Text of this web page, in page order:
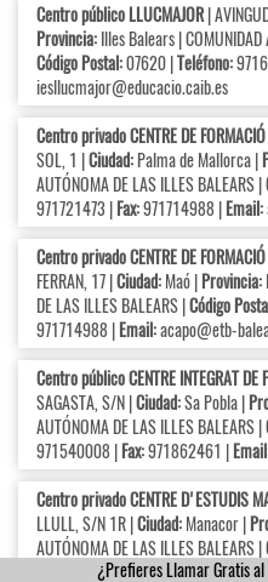
¿Prefieres Llamar Gratis
Centro público LLUCMAJOR|
Provincia:Illes Balears | COMUNIDAD
Código Postal:07620 |Teléfono:
iesllucmajor@educacio.caib.es
Centro privado CENTRE DE
SOL, 1 |Ciudad:Palma de Mallorca |
AUTÓNOMA DE LAS ILLES BALEARS |
971721473 |Fax:971714988 |Email:
Centro privado CENTRE DE
FERRAN, 17 |Ciudad:Maó |Provincia:
DE LAS ILLES BALEARS |Código
971714988 |Email:acapo@etb-
Centro público CENTRE INTEGRAT DE
SAGASTA, S/N |Ciudad:Sa Pobla |
AUTÓNOMA DE LAS ILLES BALEARS |
971540008 |Fax:971862461 |
Centro privado CENTRE D'ESTUDIS
LLULL, S/N 1R |Ciudad:Manacor |
AUTÓNOMA DE LAS ILLES BALEARS |
971555606 |Email: